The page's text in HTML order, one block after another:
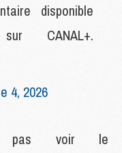
disponible
CANAL+.
4, 2026
pas voir le